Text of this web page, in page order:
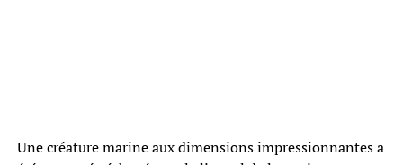
Une créature marine aux dimensions impressionnantes a